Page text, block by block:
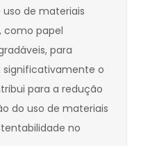
de materiais
como papel
para
o
para a redução
do uso de materiais
no